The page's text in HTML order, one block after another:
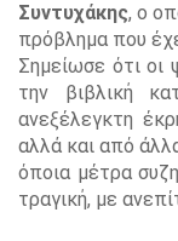
Συντυχάκης, ο
πρόβλημα που
Σημείωσε ότι οι
την βιβλική
ανεξέλεγκτη
αλλά και από
όποια μέτρα
τραγική, με